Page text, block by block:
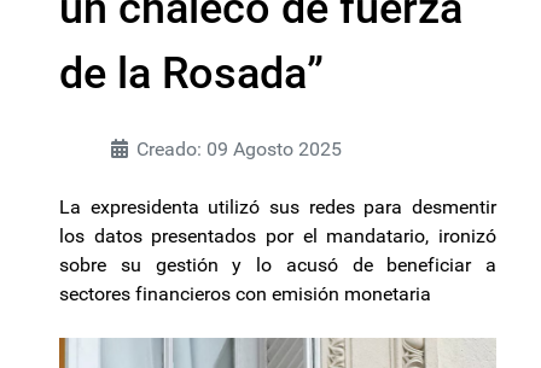
de la Rosada”
Creado: 09 Agosto 2025
La expresidenta utilizó sus redes para desmentir
los datos presentados por el mandatario, ironizó
sobre su gestión y lo acusó de beneficiar a
sectores financieros con emisión monetaria